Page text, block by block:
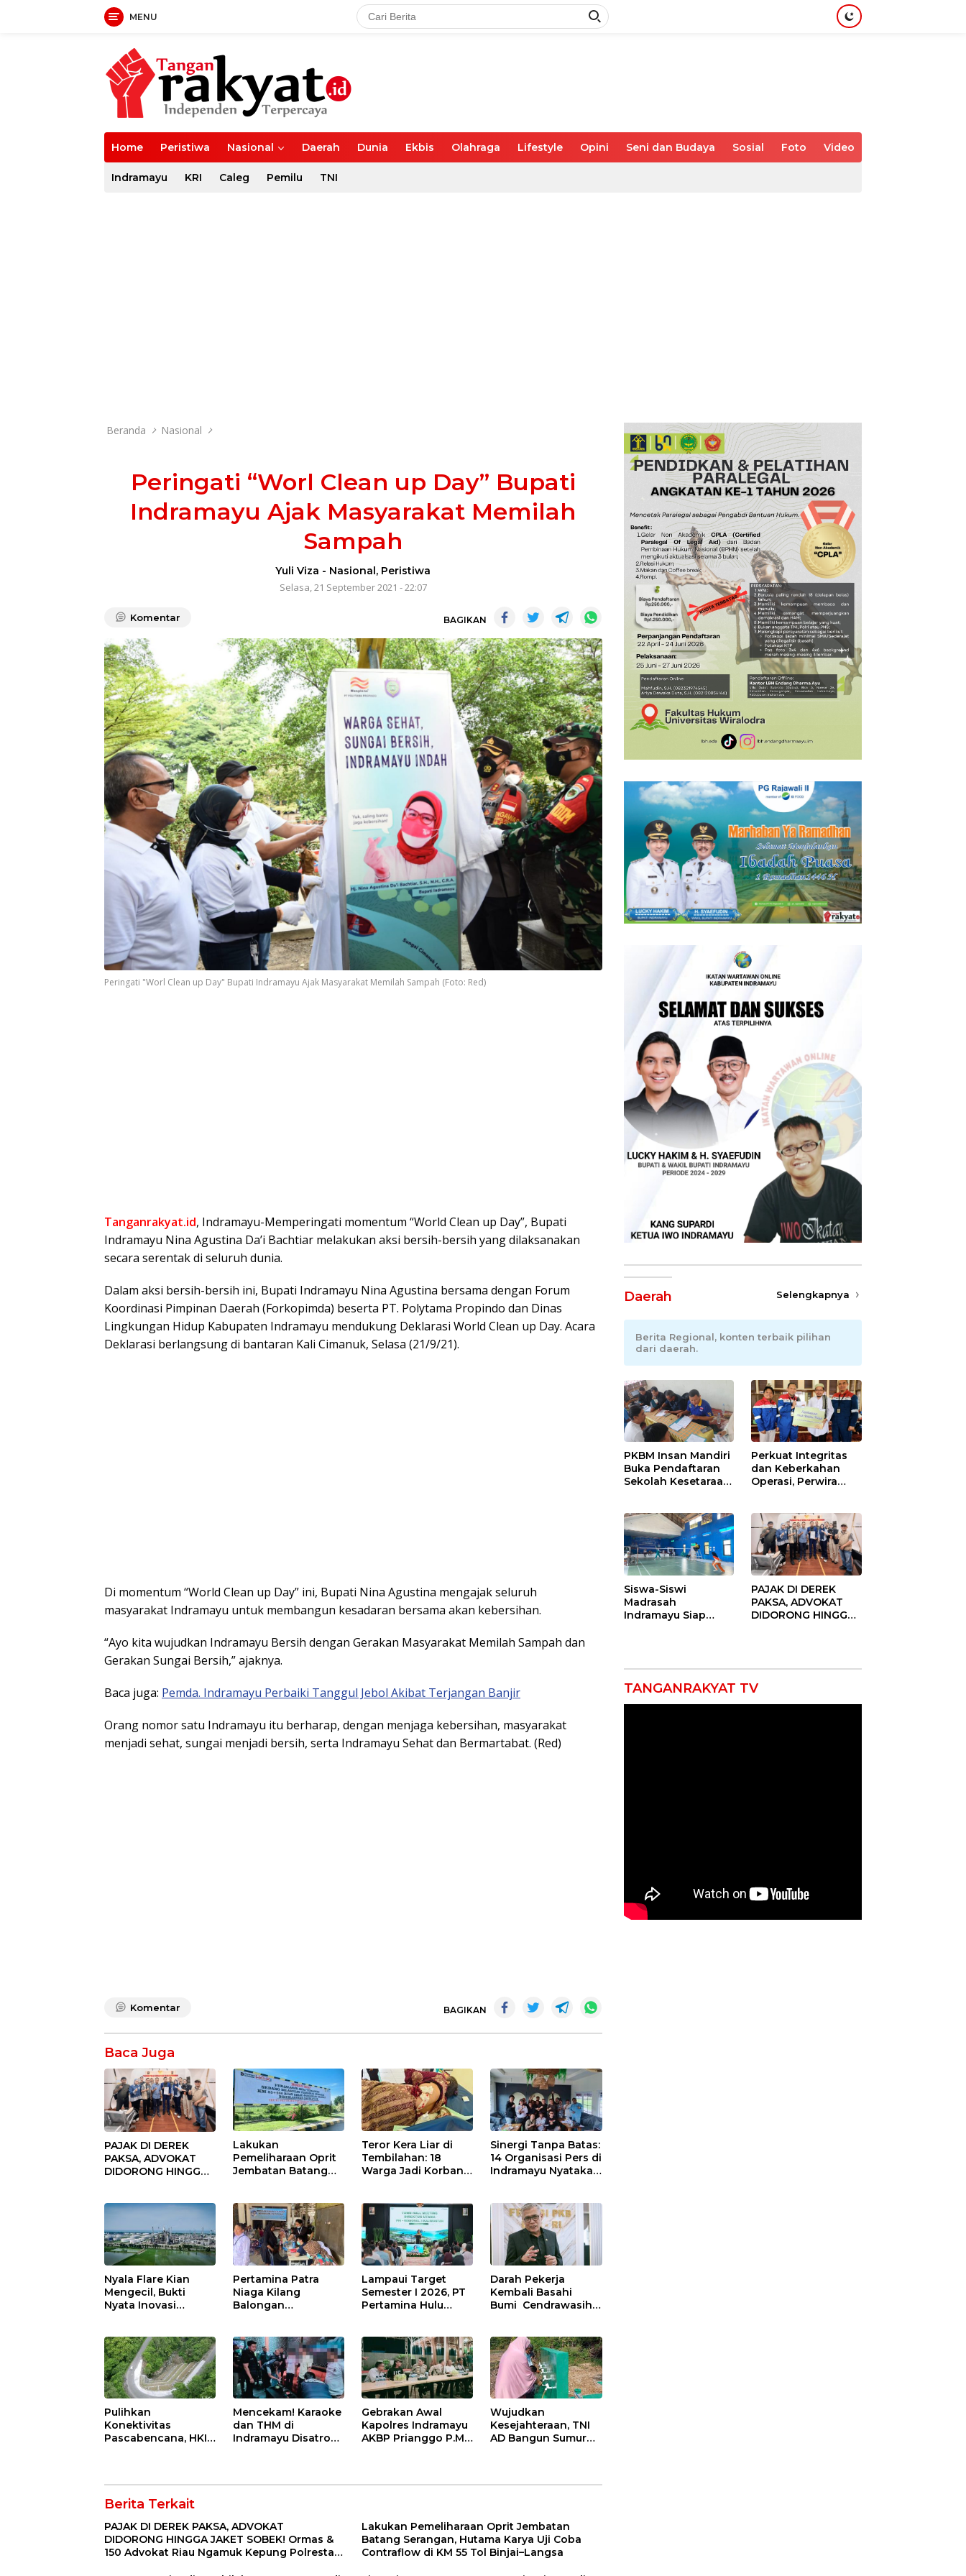
MENU
Home Peristiwa Nasional Daerah Dunia Ekbis Olahraga Lifestyle Opini Seni dan Budaya Sosial Foto Video
Indramayu KRI Caleg Pemilu TNI
Beranda Nasional
Peringati “Worl Clean up Day” Bupati
Indramayu Ajak Masyarakat Memilah
Sampah
Yuli Viza - Nasional, Peristiwa
Selasa, 21 September 2021 - 22:07
Komentar BAGIKAN
Peringati "Worl Clean up Day" Bupati Indramayu Ajak Masyarakat Memilah Sampah (Foto: Red)
Tanganrakyat.id, Indramayu-Memperingati momentum “World Clean up Day”, Bupati
Indramayu Nina Agustina Da’i Bachtiar melakukan aksi bersih-bersih yang dilaksanakan
secara serentak di seluruh dunia.
Dalam aksi bersih-bersih ini, Bupati Indramayu Nina Agustina bersama dengan Forum
Koordinasi Pimpinan Daerah (Forkopimda) beserta PT. Polytama Propindo dan Dinas
Lingkungan Hidup Kabupaten Indramayu mendukung Deklarasi World Clean up Day. Acara
Deklarasi berlangsung di bantaran Kali Cimanuk, Selasa (21/9/21).
Di momentum “World Clean up Day” ini, Bupati Nina Agustina mengajak seluruh
masyarakat Indramayu untuk membangun kesadaran bersama akan kebersihan.
“Ayo kita wujudkan Indramayu Bersih dengan Gerakan Masyarakat Memilah Sampah dan
Gerakan Sungai Bersih,” ajaknya.
Baca juga: Pemda. Indramayu Perbaiki Tanggul Jebol Akibat Terjangan Banjir
Orang nomor satu Indramayu itu berharap, dengan menjaga kebersihan, masyarakat
menjadi sehat, sungai menjadi bersih, serta Indramayu Sehat dan Bermartabat. (Red)
Komentar BAGIKAN
Baca Juga
PAJAK DI DEREK
PAKSA, ADVOKAT
DIDORONG HINGGA
Advokat Riau
Polresta Pekanbaru!
Lakukan
Pemeliharaan Oprit
Jembatan Batang
Contraflow di KM 55
Tol Binjai–Langsa
Teror Kera Liar di
Tembilahan: 18
Warga Jadi Korban
Jahitan!
Sinergi Tanpa Batas:
14 Organisasi Pers di
Indramayu Nyatakan
Nyala Flare Kian
Mengecil, Bukti
Nyata Inovasi
Balongan Dukung
Net Zero Emission
2060
Pertamina Patra
Niaga Kilang
Balongan
Masyarakat melalui
Pemeriksaan
Kesehatan Rutin
dan Edukasi
Perawatan Gigi
Lampaui Target
Semester I 2026, PT
Pertamina Hulu
Nasional Lewat
Inovasi &
Keselamatan Kerja
Darah Pekerja
Kembali Basahi
Bumi Cendrawasih:
Infrastruktur di
Tolikara!
Pulihkan
Konektivitas
Pascabencana, HKI
Mencekam! Karaoke
dan THM di
Indramayu Disatroni
Gebrakan Awal
Kapolres Indramayu
AKBP Prianggo P.M.,
Wujudkan
Kesejahteraan, TNI
AD Bangun Sumur
Berita Terkait
PAJAK DI DEREK PAKSA, ADVOKAT
DIDORONG HINGGA JAKET SOBEK! Ormas &
150 Advokat Riau Ngamuk Kepung Polresta
Lakukan Pemeliharaan Oprit Jembatan
Batang Serangan, Hutama Karya Uji Coba
Contraflow di KM 55 Tol Binjai–Langsa
Daerah Selengkapnya
Berita Regional, konten terbaik pilihan
dari daerah.
PKBM Insan Mandiri
Buka Pendaftaran
Sekolah Kesetaraan
Perkuat Integritas
dan Keberkahan
Operasi, Perwira
Siswa-Siswi
Madrasah
Indramayu Siap
PAJAK DI DEREK
PAKSA, ADVOKAT
DIDORONG HINGGA
Ngamuk Kepung
TANGANRAKYAT TV